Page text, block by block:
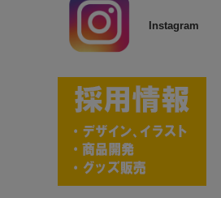
Instagram